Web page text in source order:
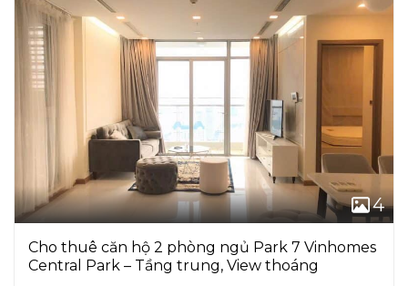
4
Cho thuê căn hộ 2 phòng ngủ Park 7 Vinhomes
Central Park – Tầng trung, View thoáng